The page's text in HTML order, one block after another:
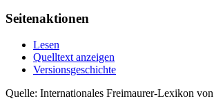
Seitenaktionen
Lesen
Quelltext anzeigen
Versionsgeschichte
Quelle: Internationales Freimaurer-Lexikon von